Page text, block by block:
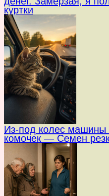
куртки
Из-под колес машины
комочек — Семен